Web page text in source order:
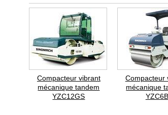
Compacteur vibrant
mécanique tandem
YZC12GS
Compacteur
mécanique
YZC6B